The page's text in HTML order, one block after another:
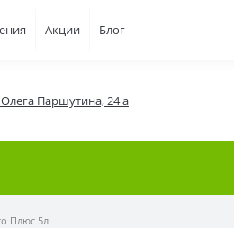
Акции Блог
Паршутина, 24 а
Плюс 5л